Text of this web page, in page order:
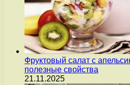
Фруктовый салат с
полезные свойства
21.11.2025